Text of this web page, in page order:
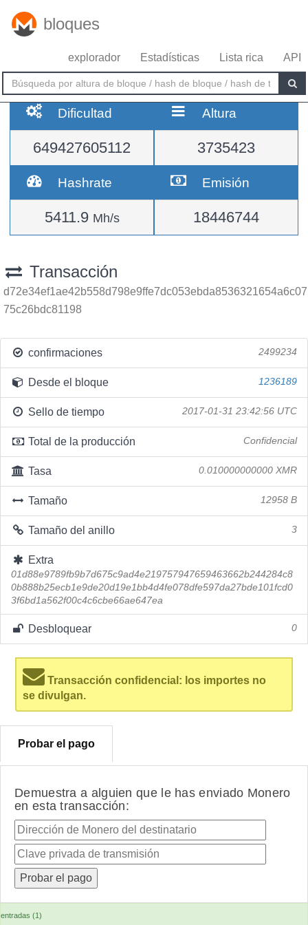
bloques
explorador Estadísticas Lista rica API
Dificultad
649427605112
Altura
3735423
Hashrate
5411.9 Mh/s
Emisión
18446744
Transacción
d72e34ef1ae42b558d798e9ffe7dc053ebda8536321654a6c07
75c26bdc81198
confirmaciones 2499234
Desde el bloque 1236189
Sello de tiempo 2017-01-31 23:42:56 UTC
Total de la producción Confidencial
Tasa 0.010000000000 XMR
Tamaño 12958 B
Tamaño del anillo 3
Extra
01d88e9789fb9b7d675c9ad4e219757947659463662b244284c8
0b888b25ecb1e9de20d19e1bb4d4fe078dfe597da27bde101fcd0
3f6bd1a562f00c4c6cbe66ae647ea
Desbloquear 0
Transacción confidencial: los importes no
se divulgan.
Probar el pago
Demuestra a alguien que le has enviado Monero
en esta transacción:
entradas (1)